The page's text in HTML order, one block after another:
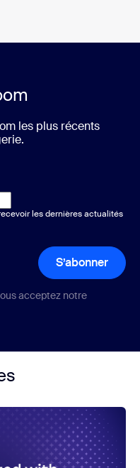
les plus récents
les dernières actualités
S’abonner
acceptez notre